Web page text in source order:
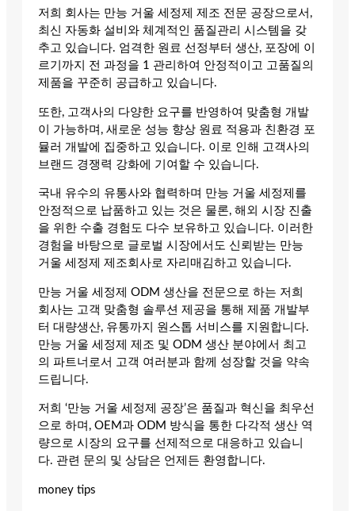
저희 회사는 만능 거울 세정제 제조 전문 공장으로서,
최신 자동화 설비와 체계적인 품질관리 시스템을 갖
추고 있습니다. 엄격한 원료 선정부터 생산, 포장에 이
르기까지 전 과정을 1 관리하여 안정적이고 고품질의
제품을 꾸준히 공급하고 있습니다.
또한, 고객사의 다양한 요구를 반영하여 맞춤형 개발
이 가능하며, 새로운 성능 향상 원료 적용과 친환경 포
뮬러 개발에 집중하고 있습니다. 이로 인해 고객사의
브랜드 경쟁력 강화에 기여할 수 있습니다.
국내 유수의 유통사와 협력하며 만능 거울 세정제를
안정적으로 납품하고 있는 것은 물론, 해외 시장 진출
을 위한 수출 경험도 다수 보유하고 있습니다. 이러한
경험을 바탕으로 글로벌 시장에서도 신뢰받는 만능
거울 세정제 제조회사로 자리매김하고 있습니다.
만능 거울 세정제 ODM 생산을 전문으로 하는 저희
회사는 고객 맞춤형 솔루션 제공을 통해 제품 개발부
터 대량생산, 유통까지 원스톱 서비스를 지원합니다.
만능 거울 세정제 제조 및 ODM 생산 분야에서 최고
의 파트너로서 고객 여러분과 함께 성장할 것을 약속
드립니다.
저희 ‘만능 거울 세정제 공장’은 품질과 혁신을 최우선
으로 하며, OEM과 ODM 방식을 통한 다각적 생산 역
량으로 시장의 요구를 선제적으로 대응하고 있습니
다. 관련 문의 및 상담은 언제든 환영합니다.
money tips